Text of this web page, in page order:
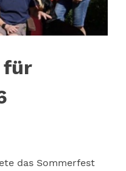
für
das Sommerfest